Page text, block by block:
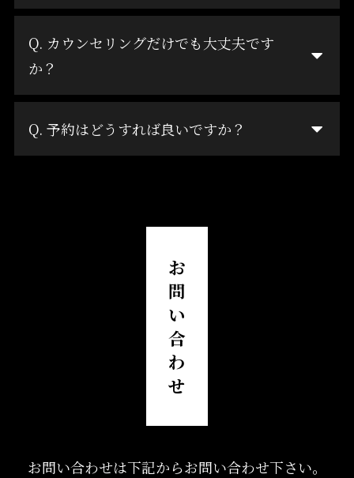
Q. カウンセリングだけでも大丈夫です
か？
Q. 予約はどうすれば良いですか？
お
問
い
合
わ
せ
お問い合わせは下記からお問い合わせ下さい。